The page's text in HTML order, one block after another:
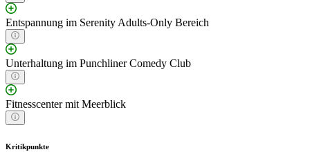
Entspannung im Serenity Adults-Only Bereich
Unterhaltung im Punchliner Comedy Club
Fitnesscenter mit Meerblick
Kritikpunkte